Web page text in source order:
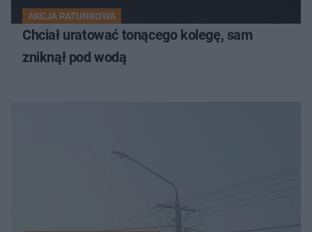
AKCJA RATUNKOWA
Chciał uratować tonącego kolegę, sam
zniknął pod wodą